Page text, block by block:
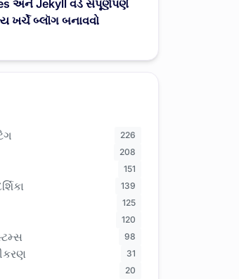
અને Jekyll વડે સંપૂર્ણપણે
બ્લૉગ બનાવવો
226
208
151
139
125
120
98
31
20